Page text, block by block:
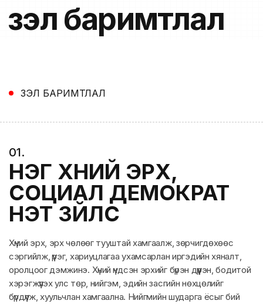
Үзэл баримтлал
ҮЗЭЛ БАРИМТЛАЛ
01.
НЭГ ХҮНИЙ ЭРХ,
СОЦИАЛ ДЕМОКРАТ
ҮНЭТ ЗҮЙЛС
Хүний эрх, эрх чөлөөг тууштай хамгаалж, зөрчигдөхөөс
сэргийлж, үүрэг, хариуцлагаа ухамсарлан иргэдийн хяналт,
оролцоог дэмжинэ. Хүний үндсэн эрхийг бүрэн дүүрэн, бодитой
хэрэгжүүлэх улс төр, нийгэм, эдийн засгийн нөхцөлийг
бүрдүүлж, хуульчлан хамгаална. Нийгмийн шударга ёсыг бий